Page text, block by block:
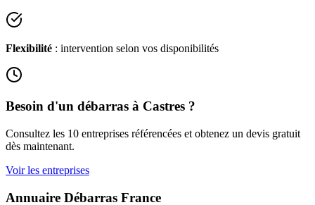
Flexibilité : intervention selon vos disponibilités
Besoin d'un débarras à Castres ?
Consultez les 10 entreprises référencées et obtenez un devis gratuit
dès maintenant.
Voir les entreprises
Annuaire Débarras France